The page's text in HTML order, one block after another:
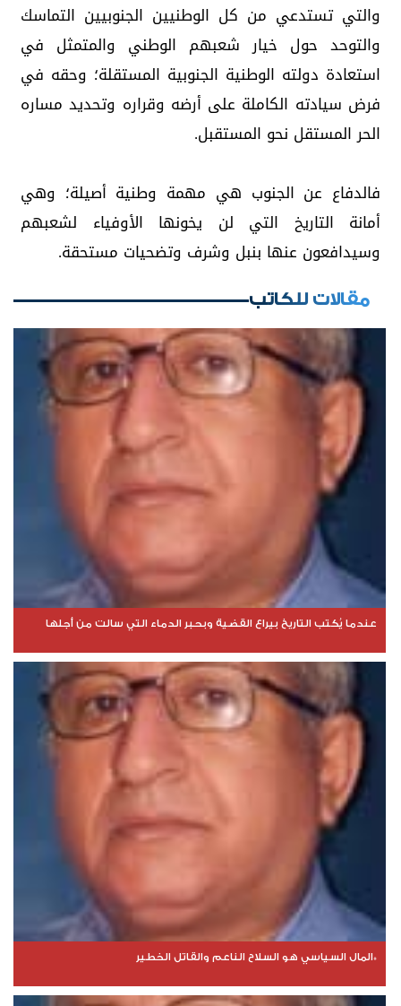
والتي تستدعي من كل الوطنيين الجنوبيين التماسك
والتوحد حول خيار شعبهم الوطني والمتمثل في
استعادة دولته الوطنية الجنوبية المستقلة؛ وحقه في
فرض سيادته الكاملة على أرضه وقراره وتحديد مساره
الحر المستقل نحو المستقبل.
فالدفاع عن الجنوب هي مهمة وطنية أصيلة؛ وهي
أمانة التاريخ التي لن يخونها الأوفياء لشعبهم
وسيدافعون عنها بنبل وشرف وتضحيات مستحقة.
مقالات للكاتب
عندما يُكتب التاريخ بيراع القضية وبحبر الدماء التي سالت من أجلها
*المال السياسي هو السلاح الناعم والقاتل الخطير